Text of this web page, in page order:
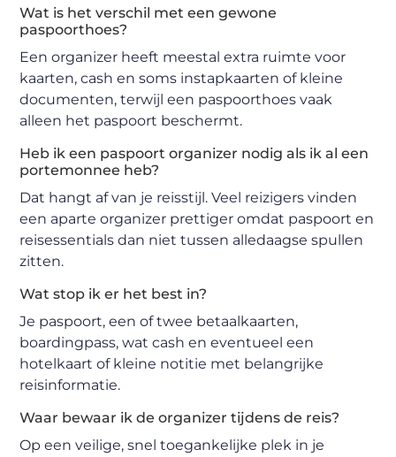
Wat is het verschil met een gewone
paspoorthoes?
Een organizer heeft meestal extra ruimte voor
kaarten, cash en soms instapkaarten of kleine
documenten, terwijl een paspoorthoes vaak
alleen het paspoort beschermt.
Heb ik een paspoort organizer nodig als ik al een
portemonnee heb?
Dat hangt af van je reisstijl. Veel reizigers vinden
een aparte organizer prettiger omdat paspoort en
reisessentials dan niet tussen alledaagse spullen
zitten.
Wat stop ik er het best in?
Je paspoort, een of twee betaalkaarten,
boardingpass, wat cash en eventueel een
hotelkaart of kleine notitie met belangrijke
reisinformatie.
Waar bewaar ik de organizer tijdens de reis?
Op een veilige, snel toegankelijke plek in je